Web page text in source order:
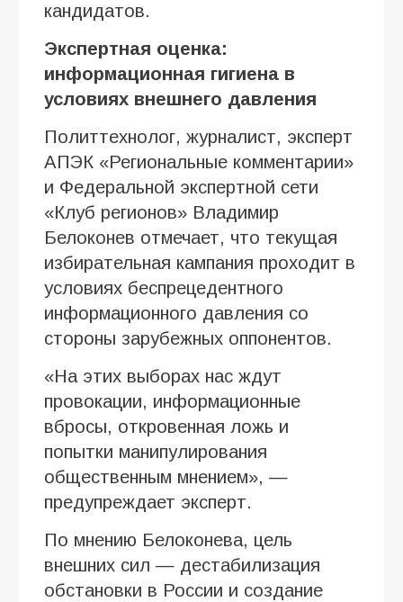
кандидатов.
Экспертная оценка:
информационная гигиена в
условиях внешнего давления
Политтехнолог, журналист, эксперт
АПЭК «Региональные комментарии»
и Федеральной экспертной сети
«Клуб регионов» Владимир
Белоконев отмечает, что текущая
избирательная кампания проходит в
условиях беспрецедентного
информационного давления со
стороны зарубежных оппонентов.
«На этих выборах нас ждут
провокации, информационные
вбросы, откровенная ложь и
попытки манипулирования
общественным мнением», —
предупреждает эксперт.
По мнению Белоконева, цель
внешних сил — дестабилизация
обстановки в России и создание